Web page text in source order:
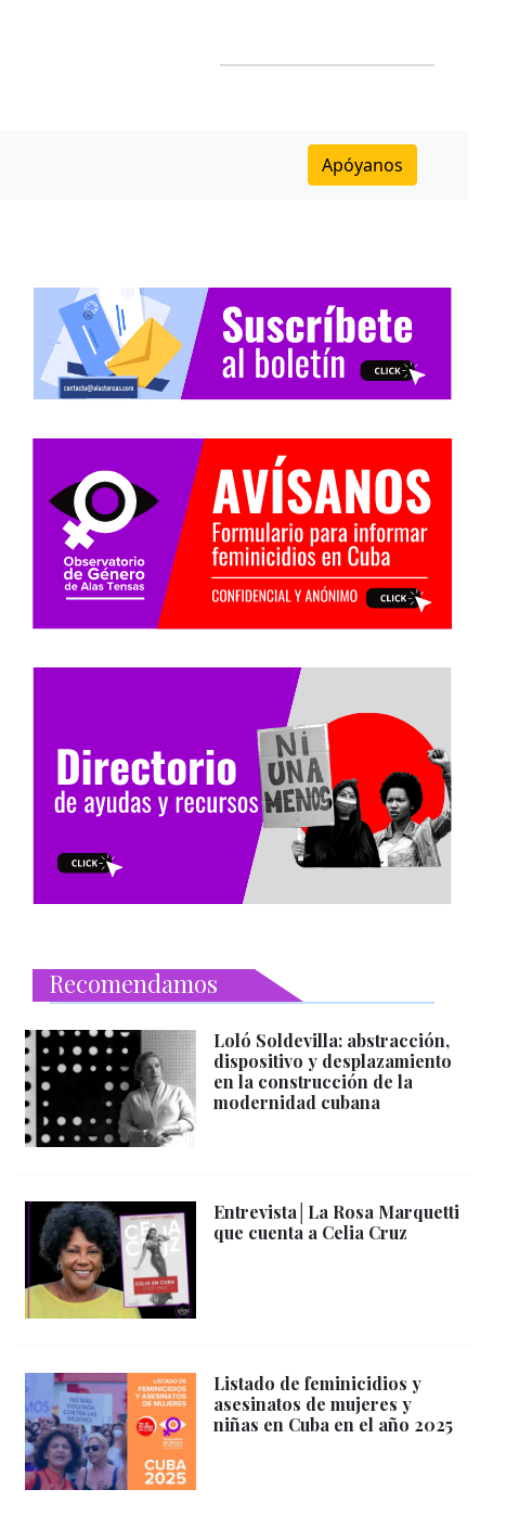
Apóyanos
Recomendamos
Loló Soldevilla: abstracción,
dispositivo y desplazamiento
en la construcción de la
modernidad cubana
Entrevista│La Rosa Marquetti
que cuenta a Celia Cruz
Listado de feminicidios y
asesinatos de mujeres y
niñas en Cuba en el año 2025